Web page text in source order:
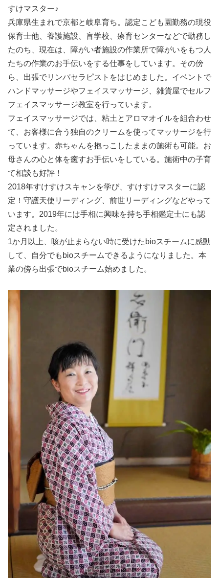
すけマスター♪
兵庫県生まれで京都と岐阜育ち。認定こども園勤務の現役
保育士他、養護施設、盲学校、療育センターなどで勤務し
たのち、現在は、障がい者施設の作業所で障がいをもつ人
たちの作業のお手伝いをする仕事をしています。その傍
ら、出張でリンパセラピストをはじめました。イベントで
ハンドマッサージやフェイスマッサージ、雑貨屋でセルフ
フェイスマッサージ教室を行っています。
フェイスマッサージでは、粘土とアロマオイルを組合わせ
て、お客様に合う独自のクリームを使ってマッサージを行
っています。赤ちゃんを抱っこしたままの施術も可能。お
母さんの心と体を癒すお手伝いをしている。施術中の子育
て相談も好評！
2018年すけすけスキャンを学び、すけすけマスターに認
定！守護天使リーディング、前世リーディングなどやって
います。2019年には手相に興味を持ち手相鑑定士にも認
定されました。
1か月以上、咳が止まらない時に受けたbioスチームに感動
して、自分でもbioスチームできるようになりました。本
業の傍ら出張でbioスチーム始めました。